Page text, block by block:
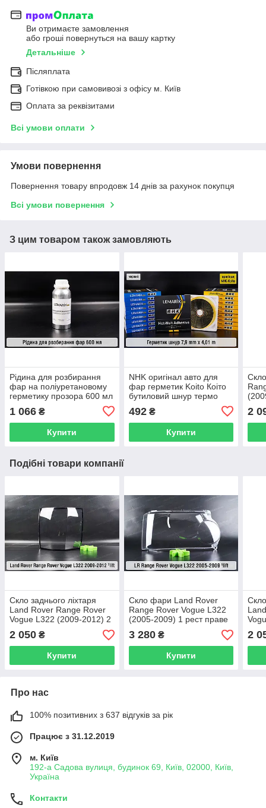
Ви отримаєте замовлення
або гроші повернуться на вашу картку
Детальніше
Післяплата
Готівкою при самовивозі з офісу м. Київ
Оплата за реквізитами
Всі умови оплати
Умови повернення
Повернення товару впродовж 14 днів за рахунок покупця
Всі умови повернення
З цим товаром також замовляють
Рідина для розбирання
фар на поліуретановому
герметику прозора 600 мл
1 066 ₴
Купити
NHK оригінал авто для
фар герметик Koito Коіто
бутиловий шнур термо
492₴
Купити
2
Подібні товари компанії
Скло заднього ліхтаря
Land Rover Range Rover
Vogue L322 (2009-2012) 2
рест ліве
2 050 ₴
Купити
Скло фари Land Rover
Range Rover Vogue L322
(2005-2009) 1 рест праве
3 280₴
Купити
2
Про нас
100% позитивних з 637 відгуків за рік
Працює з 31.12.2019
м. Київ
192-а Садова вулиця, будинок 69, Київ, 02000, Київ,
Україна
Контакти